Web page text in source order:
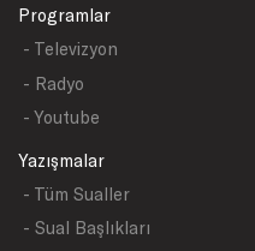
Programlar
- Televizyon
- Radyo
- Youtube
Yazışmalar
- Tüm Sualler
- Sual Başlıkları